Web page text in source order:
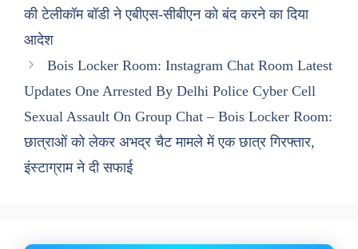
की टेलीकॉम बॉडी ने एबीएस-सीबीएन को बंद करने का दिया
आदेश
Bois Locker Room: Instagram Chat Room Latest
Updates One Arrested By Delhi Police Cyber Cell
Sexual Assault On Group Chat – Bois Locker Room:
छात्राओं को लेकर अभद्र चैट मामले में एक छात्र गिरफ्तार,
इंस्टाग्राम ने दी सफाई